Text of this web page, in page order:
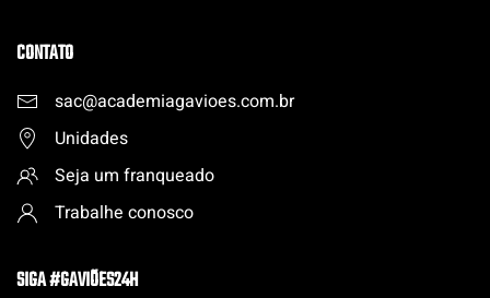
CONTATO
sac@academiagavioes.com.br
Unidades
Seja um franqueado
Trabalhe conosco
SIGA #GAVIÕES24H